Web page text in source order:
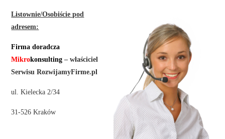
ZADAJ PYTANIE
Listownie/Osobiście pod
adresem:
Firma doradcza
Mikrokonsulting – właściciel
Serwisu RozwijamyFirme.pl
ul. Kielecka 2/34
31-526 Kraków